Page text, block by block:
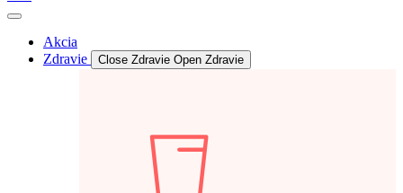
Akcia
Zdravie
Close Zdravie Open Zdravie